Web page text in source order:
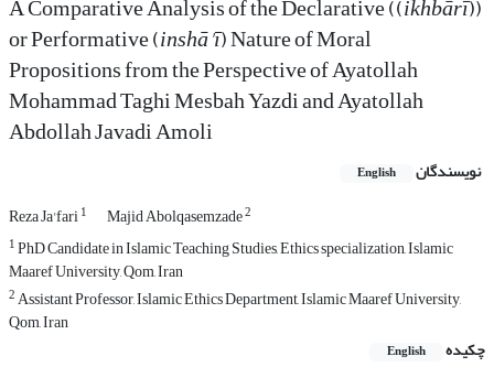
A Comparative Analysis of the Declarative ((ikhbārī))
or Performative (inshā'ī) Nature of Moral
Propositions from the Perspective of Ayatollah
Mohammad Taghi Mesbah Yazdi and Ayatollah
Abdollah Javadi Amoli
نویسندگان English
Reza Ja'fari1 Majid Abolqasemzade2
1PhD Candidate in Islamic Teaching Studies, Ethics specialization, Islamic
Maaref University, Qom, Iran
2Assistant Professor, Islamic Ethics Department, Islamic Maaref University,
Qom, Iran
چکیده
English